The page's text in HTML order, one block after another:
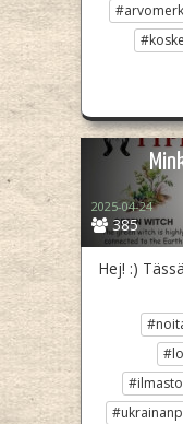
385
2025-04-24
Hej! :)